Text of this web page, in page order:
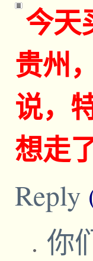
今天
贵州
说，
想走
Reply
你